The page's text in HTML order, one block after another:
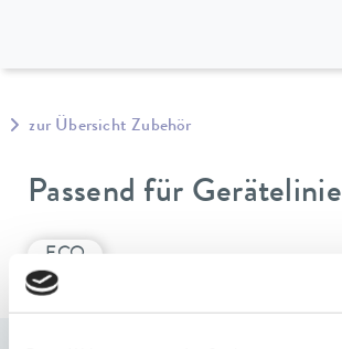
zur Übersicht Zubehör
Passend für Gerätelinie
ECO